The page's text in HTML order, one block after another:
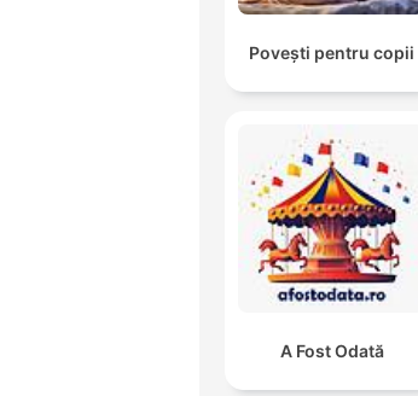
Povești pentru copii
A Fost Odată